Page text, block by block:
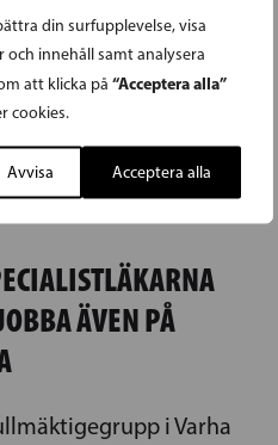
din surfupplevelse, visa
innehåll samt analysera
att klicka på “Acceptera alla”
cookies.
Avvisa Acceptera alla
ÄVEN PÅ
i Varha